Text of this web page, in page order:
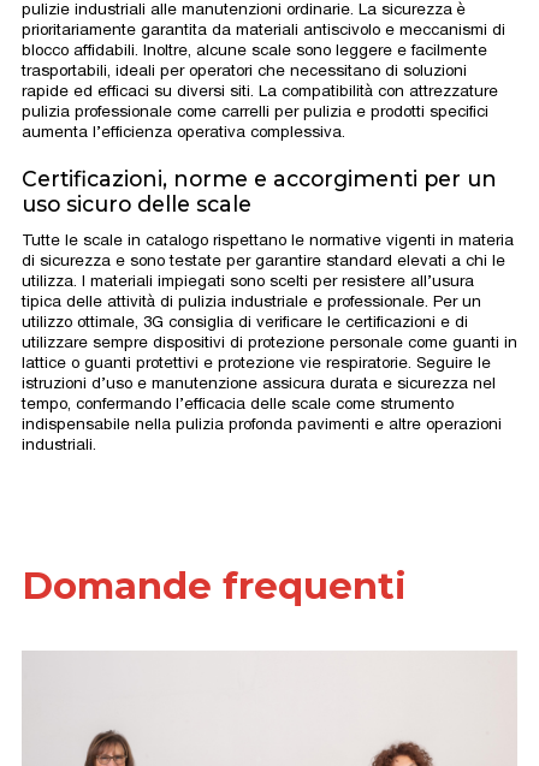
pulizie industriali alle manutenzioni ordinarie. La sicurezza è
prioritariamente garantita da materiali antiscivolo e meccanismi di
blocco affidabili. Inoltre, alcune scale sono leggere e facilmente
trasportabili, ideali per operatori che necessitano di soluzioni
rapide ed efficaci su diversi siti. La compatibilità con attrezzature
pulizia professionale come carrelli per pulizia e prodotti specifici
aumenta l’efficienza operativa complessiva.
Certificazioni, norme e accorgimenti per un
uso sicuro delle scale
Tutte le scale in catalogo rispettano le normative vigenti in materia
di sicurezza e sono testate per garantire standard elevati a chi le
utilizza. I materiali impiegati sono scelti per resistere all’usura
tipica delle attività di pulizia industriale e professionale. Per un
utilizzo ottimale, 3G consiglia di verificare le certificazioni e di
utilizzare sempre dispositivi di protezione personale come guanti in
lattice o guanti protettivi e protezione vie respiratorie. Seguire le
istruzioni d’uso e manutenzione assicura durata e sicurezza nel
tempo, confermando l’efficacia delle scale come strumento
indispensabile nella pulizia profonda pavimenti e altre operazioni
industriali.
Domande frequenti